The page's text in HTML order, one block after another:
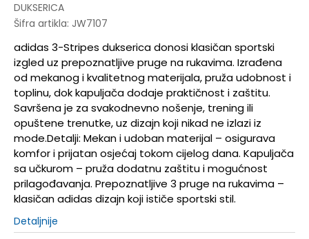
DUKSERICA
Šifra artikla: JW7107
adidas 3-Stripes dukserica donosi klasičan sportski
izgled uz prepoznatljive pruge na rukavima. Izrađena
od mekanog i kvalitetnog materijala, pruža udobnost i
toplinu, dok kapuljača dodaje praktičnost i zaštitu.
Savršena je za svakodnevno nošenje, trening ili
opuštene trenutke, uz dizajn koji nikad ne izlazi iz
mode.Detalji: Mekan i udoban materijal – osigurava
komfor i prijatan osjećaj tokom cijelog dana. Kapuljača
sa učkurom – pruža dodatnu zaštitu i mogućnost
prilagođavanja. Prepoznatljive 3 pruge na rukavima –
klasičan adidas dizajn koji ističe sportski stil.
Detaljnije